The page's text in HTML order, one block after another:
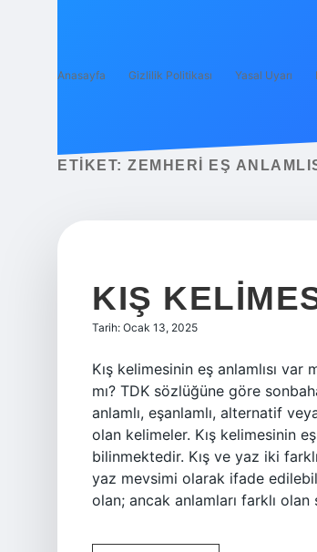
Anasayfa Gizlilik Politikası Yasal Uyarı
ETIKET: ZEMHERI EŞ
KIŞ
Tarih: Ocak 13, 2025
Kış kelimesinin eş anlamlısı var
mı? TDK sözlüğüne göre
anlamlı, eşanlamlı, alternatif
olan kelimeler. Kış kelimesinin eş
bilinmektedir. Kış ve yaz iki
yaz mevsimi olarak ifade
olan; ancak anlamları farklı